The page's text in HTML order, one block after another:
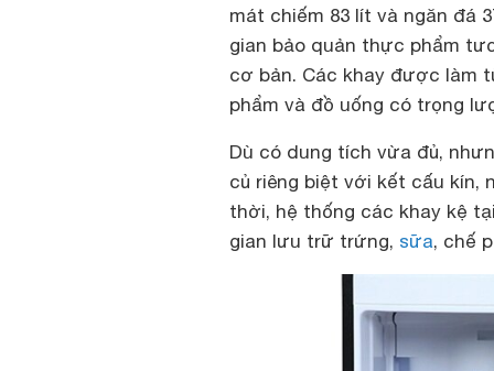
mát chiếm 83 lít và ngăn đá
gian bảo quản thực phẩm
cơ bản. Các khay được làm
phẩm và đồ uống có trọng
Dù có dung tích vừa đủ,
củ riêng biệt với kết cấu kín,
thời, hệ thống các khay kệ
gian lưu trữ trứng, sữa, chế